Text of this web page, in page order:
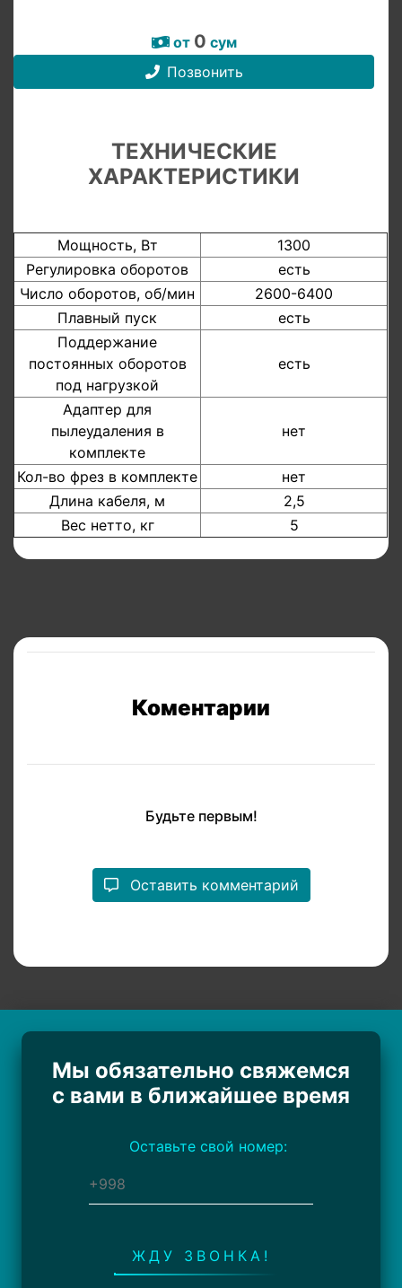
от 0 сум
Позвонить
ТЕХНИЧЕСКИЕ
ХАРАКТЕРИСТИКИ
Мощность, Вт
1300
Регулировка оборотов
есть
Число оборотов, об/мин
2600-6400
Плавный пуск
есть
Поддержание
постоянных оборотов
под нагрузкой
есть
Адаптер для
пылеудаления в
комплекте
нет
Кол-во фрез в комплекте
нет
Длина кабеля, м
2,5
Вес нетто, кг
5
Коментарии
Будьте первым!
Оставить комментарий
Мы обязательно свяжемся
с вами в ближайшее время
Оставьте свой номер:
ЖДУ ЗВОНКА!